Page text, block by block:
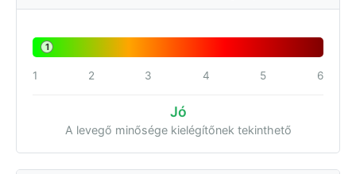
1
1 2 3 4 5 6
Jó
A levegő minősége kielégítőnek tekinthető